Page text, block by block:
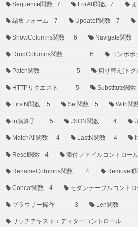
Sequence関数 7 ForAll関数 7
編集フォーム 7 UpdateIf関数 7
ShowColumns関数 6 Navigate関数
DropColumns関数 6 コンボボ
Patch関数 5 切り替え(トグ
HTTPリクエスト 5 Substitute関数
FirstN関数 5 Set関数 5 With関
in演算子 5 JSON関数 4 UI
MatchAll関数 4 LastN関数 4
Reset関数 4 添付ファイルコントロー
RenameColumns関数 4 RemoveIf
Concat関数 4 モダンテーブルコント
ブラウザー操作 3 Len関数
リッチテキストエディターコントロール